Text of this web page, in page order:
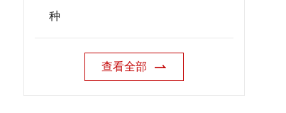
种
查看全部